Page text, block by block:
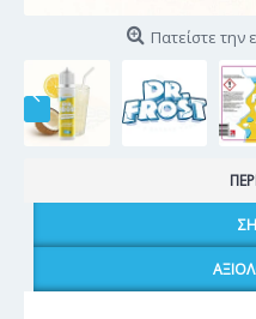
Πατείστε την